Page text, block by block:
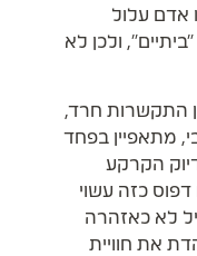
אדם עלול
ולכן לא
התקשרות חרד,
מתאפיין בפחד
הקרקע
כזה עשוי
לא כאזהרה
את חוויית